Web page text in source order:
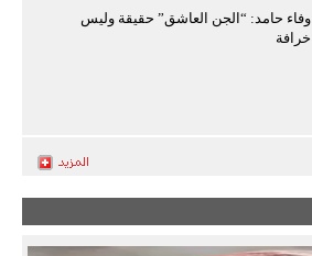
وفاء حامد: “الجن العاشق” حقيقة وليس
خرافة